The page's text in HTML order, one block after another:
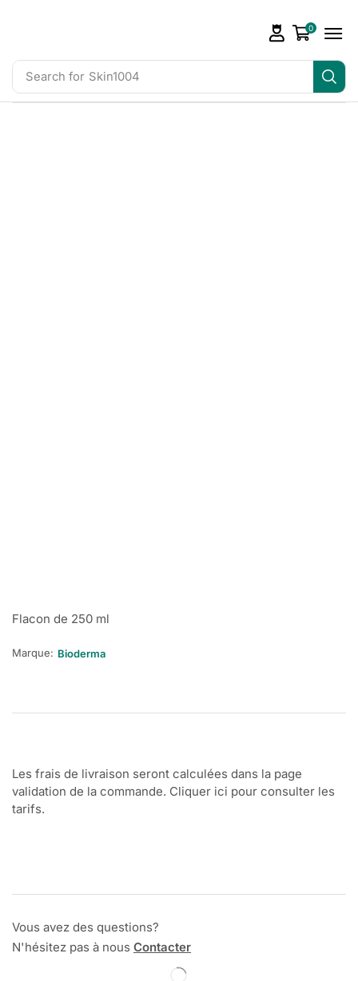
Search for Skin1004
0
Flacon de 250 ml
Marque: Bioderma
Les frais de livraison seront calculées dans la page
validation de la commande. Cliquer ici pour consulter les
tarifs.
Vous avez des questions?
N'hésitez pas à nous Contacter